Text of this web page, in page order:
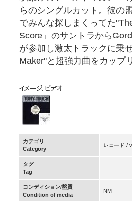
らのシングルカット。彼の
でみんな探しまくってた
Score」のサントラから
が参加し激太トラックに乗
Maker"と超強力曲をカップ
カテゴリ
Category
レコード /
タグ
Tag
コンディション/盤質
Condition of media
NM